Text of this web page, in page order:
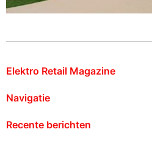
Elektro Retail Magazine
Navigatie
Recente berichten